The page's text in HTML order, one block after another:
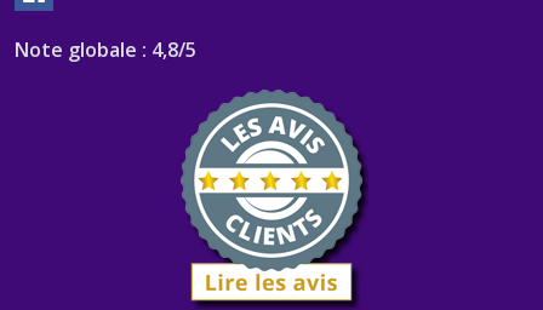
Note globale : 4,8/5